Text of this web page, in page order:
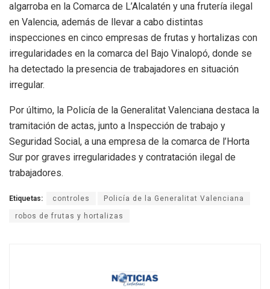
algarroba en la Comarca de L’Alcalatén y una frutería ilegal
en Valencia, además de llevar a cabo distintas
inspecciones en cinco empresas de frutas y hortalizas con
irregularidades en la comarca del Bajo Vinalopó, donde se
ha detectado la presencia de trabajadores en situación
irregular.
Por último, la Policía de la Generalitat Valenciana destaca la
tramitación de actas, junto a Inspección de trabajo y
Seguridad Social, a una empresa de la comarca de l’Horta
Sur por graves irregularidades y contratación ilegal de
trabajadores.
Etiquetas: controles Policía de la Generalitat Valenciana
robos de frutas y hortalizas